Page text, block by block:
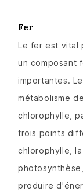
Fer
Le fer est vital
un composant
importantes.
métabolisme
chlorophylle,
trois points
chlorophylle,
produire